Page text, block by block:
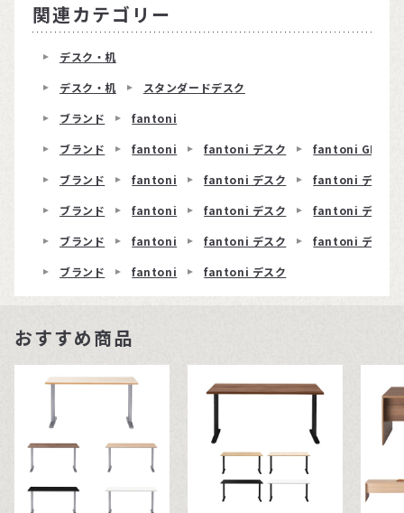
関連カテゴリー
デスク・机
デスク・机
スタンダードデスク
ブランド
fantoni
ブランド
fantoni fantoni デスク
fantoni GL T字
ブランド
fantoni fantoni デスク
fantoni デスク
ブランド
fantoni fantoni デスク
fantoni デスク
ブランド
fantoni fantoni デスク
fantoni デスク
ブランド
fantoni fantoni デスク
おすすめ商品